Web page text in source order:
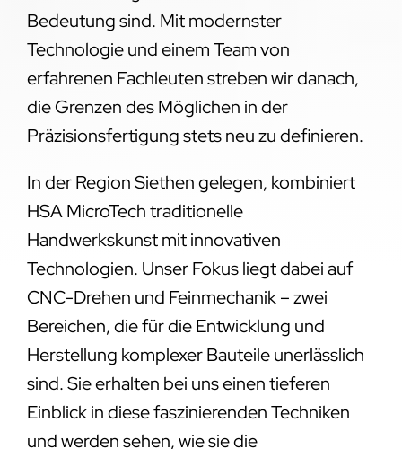
Bedeutung sind. Mit modernster
Technologie und einem Team von
erfahrenen Fachleuten streben wir danach,
die Grenzen des Möglichen in der
Präzisionsfertigung stets neu zu definieren.
In der Region Siethen gelegen, kombiniert
HSA MicroTech traditionelle
Handwerkskunst mit innovativen
Technologien. Unser Fokus liegt dabei auf
CNC-Drehen und Feinmechanik – zwei
Bereichen, die für die Entwicklung und
Herstellung komplexer Bauteile unerlässlich
sind. Sie erhalten bei uns einen tieferen
Einblick in diese faszinierenden Techniken
und werden sehen, wie sie die